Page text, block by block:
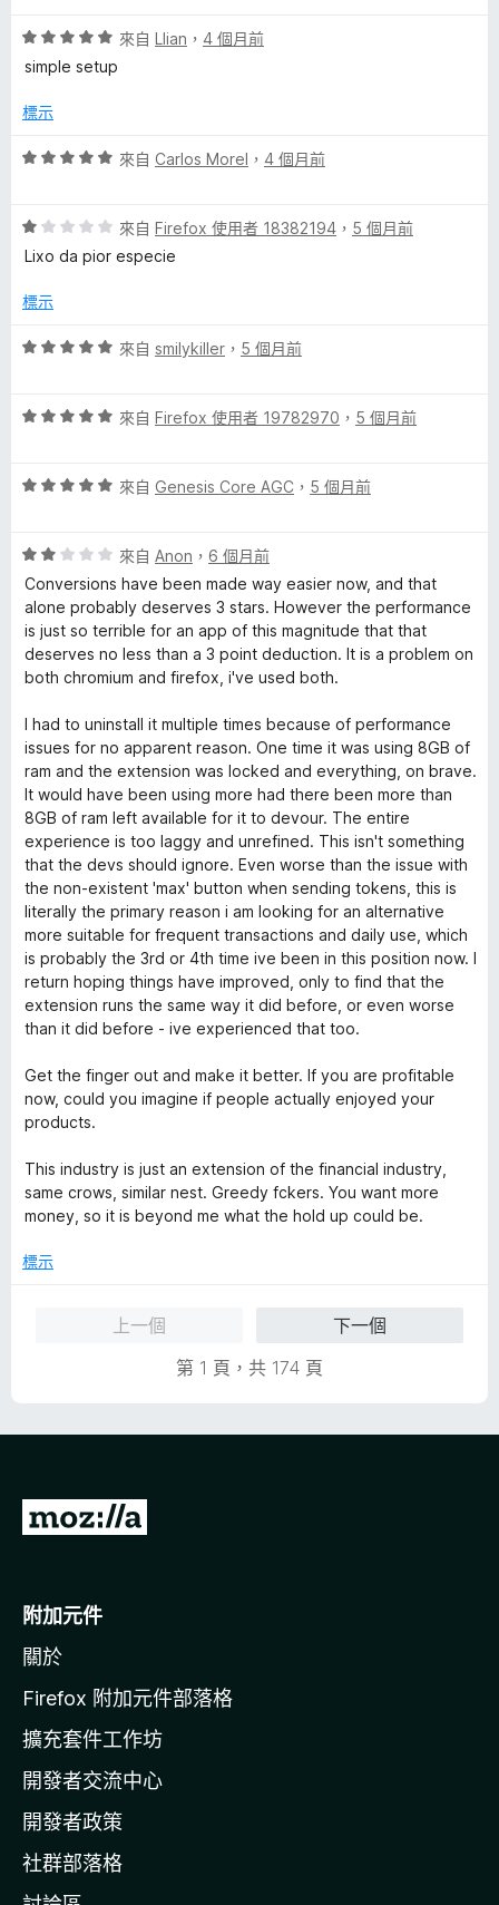
分
分
，
分
分
評
價
分
滿
分
來自 Llian ， 4 個月前
simple setup
標示
評
分
，
分
分
來自 Carlos Morel ， 4 個月前
評
價
分
滿
分
來自 Firefox 使用者 18382194 ， 5 個月前
Lixo da pior especie
標示
評
分
分
來自 smilykiller ， 5 個月前
評
分
分
5
分
來自 Firefox 使用者 19782970 ， 5 個月前
評
分
，
滿
分
5
分
來自 Genesis Core AGC ， 5 個月前
評
價
2
分
，
滿
5
分
來自 Anon ， 6 個月前
Conversions have been made way easier now, and that
alone probably deserves 3 stars. However the performance
is just so terrible for an app of this magnitude that that
deserves no less than a 3 point deduction. It is a problem on
both chromium and firefox, i've used both.
I had to uninstall it multiple times because of performance
issues for no apparent reason. One time it was using 8GB of
ram and the extension was locked and everything, on brave.
It would have been using more had there been more than
8GB of ram left available for it to devour. The entire
experience is too laggy and unrefined. This isn't something
that the devs should ignore. Even worse than the issue with
the non-existent 'max' button when sending tokens, this is
literally the primary reason i am looking for an alternative
more suitable for frequent transactions and daily use, which
is probably the 3rd or 4th time ive been in this position now. I
return hoping things have improved, only to find that the
extension runs the same way it did before, or even worse
than it did before - ive experienced that too.
Get the finger out and make it better. If you are profitable
now, could you imagine if people actually enjoyed your
products.
This industry is just an extension of the financial industry,
same crows, similar nest. Greedy fckers. You want more
money, so it is beyond me what the hold up could be.
標示
上一個
下一個
第 1 頁，共 174 頁
前
o
i
l
a
官
網
附加元件
關於
Firefox 附加元件部落格
擴充套件工作坊
開發者交流中心
開發者政策
社群部落格